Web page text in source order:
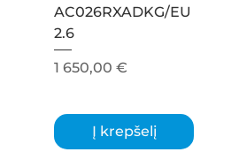
AC026RXADKG/EU
2.6
Kaina
1 650,00 €
Į krepšelį